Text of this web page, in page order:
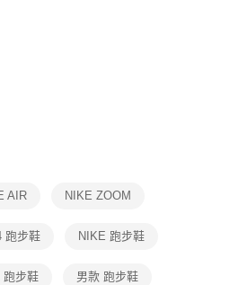
程】
先享後付」後，將跳轉至「AFTEE先享後付」
繳費通知簡訊。
內，點擊此簡訊中的連結，可透過四大超商／
行付款，方視為交易完成。
先享後付 」之結帳頁面顯示為準，若有關於
退款等相關疑問，請聯繫「AFTEE先享後付
support/home
公司提供之「AFTEE先享後付」服務完成之交
司。
含以上)免運費
含以上)免運費
AIR NIKE ZOOM
跑步鞋 NIKE 跑步鞋
跑步鞋 男款 跑步鞋